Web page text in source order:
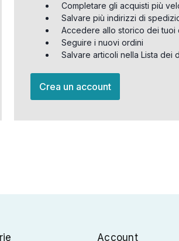
Completare gli acquisti più
Salvare più indirizzi di
Accedere allo storico dei tuoi
Seguire i nuovi ordini
Salvare articoli nella Lista dei
Crea un account
Account